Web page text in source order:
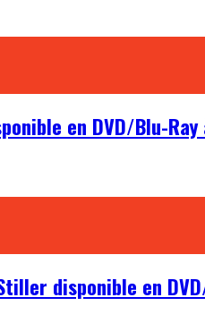
en DVD/Blu-
disponible en